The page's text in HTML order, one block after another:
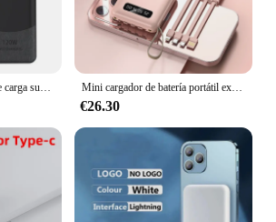
Mini cargador de batería portátil externo 4 en 1, 30000mAh, carga rápida con 4 cables, para iPhone, Samsung y Xiaomi
€26.30